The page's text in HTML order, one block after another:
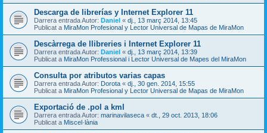
Descarga de librerías y Internet Explorer 11
Darrera entrada Autor: Daniel « dj., 13 març 2014, 13:45
Publicat a MiraMon Profesional y Lector Universal de Mapas de MiraMon
Descàrrega de llibreries i Internet Explorer 11
Darrera entrada Autor: Daniel « dj., 13 març 2014, 13:39
Publicat a MiraMon Professional i Lector Universal de Mapes del MiraMon
Consulta por atributos varias capas
Darrera entrada Autor: Dorota « dj., 30 gen. 2014, 15:55
Publicat a MiraMon Profesional y Lector Universal de Mapas de MiraMon
Exportació de .pol a kml
Darrera entrada Autor: marinavilaseca « dt., 29 oct. 2013, 18:06
Publicat a Miscel·lània